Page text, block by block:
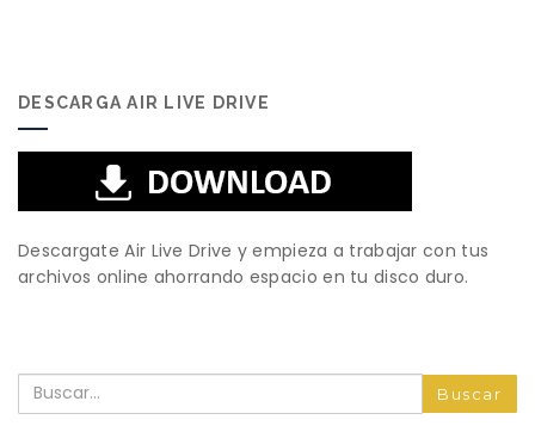
DESCARGA AIR LIVE DRIVE
Descargate Air Live Drive y empieza a trabajar con tus
archivos online ahorrando espacio en tu disco duro.
Buscar